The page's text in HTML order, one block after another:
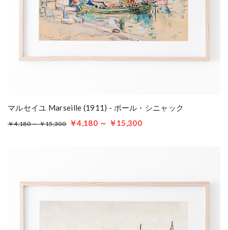
マルセイユ Marseille (1911) - ポール・シニャック
￥4,180 ～ ￥15,300 ￥4,180 ～ ￥15,300